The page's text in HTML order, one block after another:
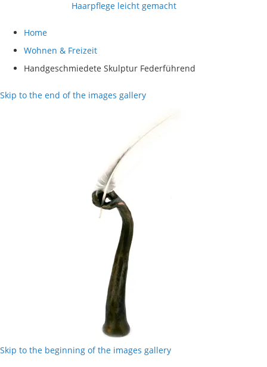
Haarpflege leicht gemacht
Home
Wohnen & Freizeit
Handgeschmiedete Skulptur Federführend
Skip to the end of the images gallery
Skip to the beginning of the images gallery